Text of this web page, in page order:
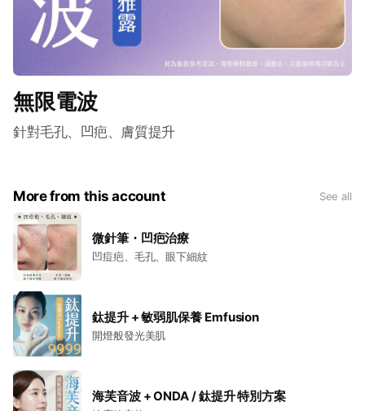
無限電波
針對毛孔、凹疤、膚質提升
More from this account See all
微針筆・凹疤治療
凹痘疤、毛孔、眼下細紋
鈦提升 + 敏弱肌保養 Emfusion
開燈般發光美肌
海芙音波 + ONDA / 鈦提升 特別方案